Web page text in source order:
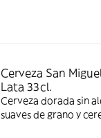
Cerveza San
Lata 33cl.
Cerveza dorada sin
suaves de grano y